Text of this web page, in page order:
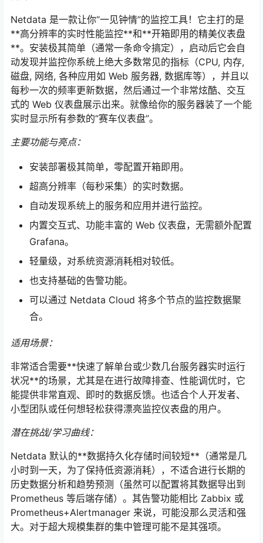
Netdata 是一款让你“一见钟情”的监控工具！它主打的是
**高分辨率的实时性能监控**和**开箱即用的精美仪表盘
**。安装极其简单（通常一条命令搞定），启动后它会自
动发现并监控你系统上绝大多数常见的指标（CPU, 内存,
磁盘, 网络, 各种应用如 Web 服务器, 数据库等），并且以
每秒一次的频率更新数据，然后通过一个非常炫酷、交互
式的 Web 仪表盘展示出来。就像给你的服务器装了一个能
实时显示所有参数的“赛车仪表盘”。
主要功能与亮点：
安装部署极其简单，零配置开箱即用。
超高分辨率（每秒采集）的实时数据。
自动发现系统上的服务和应用并进行监控。
内置交互式、功能丰富的 Web 仪表盘，无需额外配置
Grafana。
轻量级，对系统资源消耗相对较低。
也支持基础的告警功能。
可以通过 Netdata Cloud 将多个节点的监控数据聚
合。
适用场景：
非常适合需要**快速了解单台或少数几台服务器实时运行
状况**的场景，尤其是在进行故障排查、性能调优时，它
能提供非常直观、即时的数据反馈。也适合个人开发者、
小型团队或任何想轻松获得漂亮监控仪表盘的用户。
潜在挑战/学习曲线：
Netdata 默认的**数据持久化存储时间较短**（通常是几
小时到一天，为了保持低资源消耗），不适合进行长期的
历史数据分析和趋势预测（虽然可以配置将其数据导出到
Prometheus 等后端存储）。其告警功能相比 Zabbix 或
Prometheus+Alertmanager 来说，可能没那么灵活和强
大。对于超大规模集群的集中管理可能不是其强项。